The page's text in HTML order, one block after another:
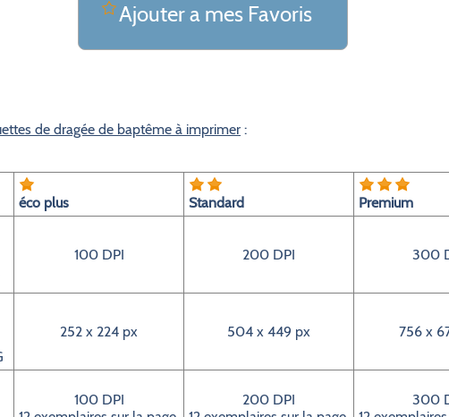
Ajouter a mes Favoris
de dragée de baptême à imprimer :
éco plus Standard Premium
100 DPI 200 DPI 300
252 x 224 px 504 x 449 px 756 x
100 DPI
200 DPI
300